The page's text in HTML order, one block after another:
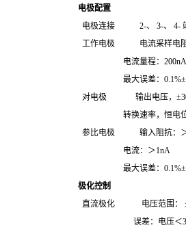
电极配置
电极连接 2-、 3-、 4- 端
工作电极 电流采样电阻
电流量程：
最大误差：
对电极 输出电压，
转换速率，恒电位控
参比电极 输入阻抗：＞
电流：＞1nA
最大误差：
极化控制
直流极化 电压范围：
误差：电压＜3.2V